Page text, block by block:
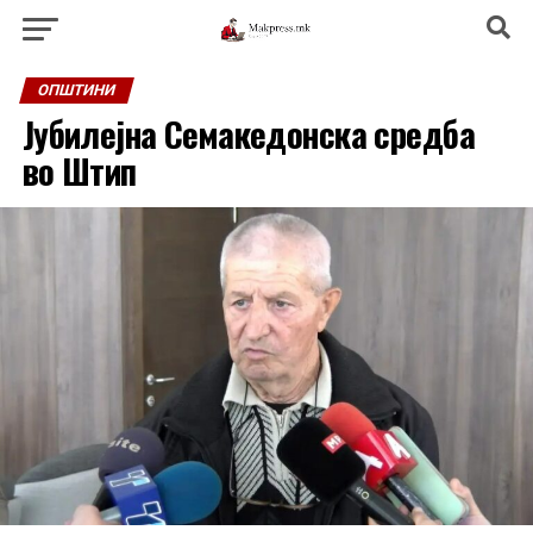
ОПШТИНИ
Јубилејна Семакедонска средба
во Штип